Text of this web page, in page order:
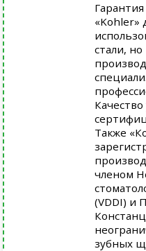
«Kohler»
стали,
Также
членом
(VDDI) и
зубных